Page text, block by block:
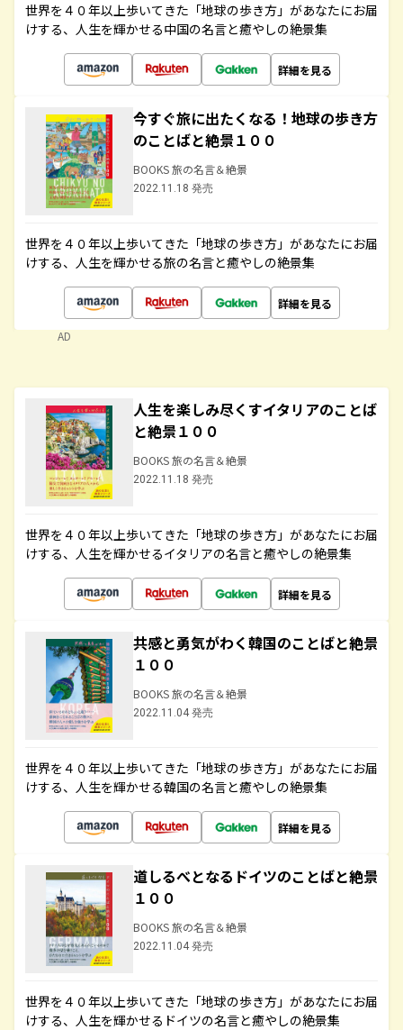
世界を４０年以上歩いてきた「地球の歩き方」があなたにお届
けする、人生を輝かせる中国の名言と癒やしの絶景集
詳細を見る
今すぐ旅に出たくなる！地球の歩き方
のことばと絶景１００
BOOKS 旅の名言＆絶景
2022.11.18 発売
世界を４０年以上歩いてきた「地球の歩き方」があなたにお届
けする、人生を輝かせる旅の名言と癒やしの絶景集
詳細を見る
AD
人生を楽しみ尽くすイタリアのことば
と絶景１００
BOOKS 旅の名言＆絶景
2022.11.18 発売
世界を４０年以上歩いてきた「地球の歩き方」があなたにお届
けする、人生を輝かせるイタリアの名言と癒やしの絶景集
詳細を見る
共感と勇気がわく韓国のことばと絶景
１００
BOOKS 旅の名言＆絶景
2022.11.04 発売
世界を４０年以上歩いてきた「地球の歩き方」があなたにお届
けする、人生を輝かせる韓国の名言と癒やしの絶景集
詳細を見る
道しるべとなるドイツのことばと絶景
１００
BOOKS 旅の名言＆絶景
2022.11.04 発売
世界を４０年以上歩いてきた「地球の歩き方」があなたにお届
けする、人生を輝かせるドイツの名言と癒やしの絶景集